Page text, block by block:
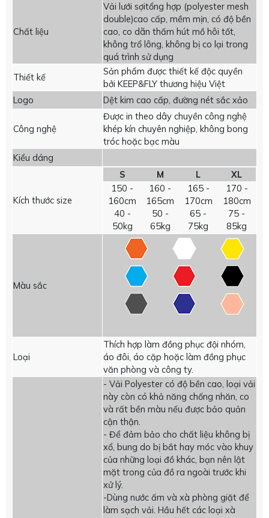
Chất liệu
Vải lưới sợitổng hợp (polyester mesh
double)cao cấp, mềm mịn, có độ bền
cao, co dãn thấm hút mồ hôi tốt,
không trổ lông, không bị co lại trong
quá trình sử dụng
Thiết kế
Sản phẩm được thiết kế độc quyền
bởi KEEP&FLY thương hiệu Việt
Logo
Dệt kim cao cấp, đường nét sắc xảo
Công nghệ
Được in theo dây chuyền công nghệ
khép kín chuyên nghiệp, không bong
tróc hoặc bạc màu
Kiểu dáng
Kích thước size
S M L
XL
150 -
160cm
40 -
50kg
160 -
165cm
50 -
65kg
165 -
170cm
65 -
75kg
170 -
180cm
75 -
85kg
Màu sắc
Loại
Thích hợp làm đồng phục đội nhóm,
áo đôi, áo cặp hoặc làm đồng phục
văn phòng và công ty.
- Vải Polyester có độ bền cao, loại vải
này còn có khả năng chống nhăn, co
và rất bền màu nếu được bảo quản
cận thận.
- Để đảm bảo cho chất liệu không bị
xổ, bung do bị bắt hay móc vào khuy
của những loại đồ khác, bạn nên lật
mặt trong của đồ ra ngoài trước khi
xử lý.
-Dùng nước ấm và xà phòng giặt để
làm sạch vải. Hầu hết các loại xà